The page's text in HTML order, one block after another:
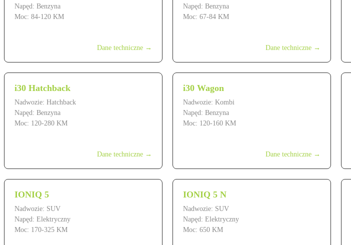
Napęd: Benzyna
Moc: 84-120 KM
Dane techniczne →
Napęd: Benzyna
Moc: 67-84 KM
Dane techniczne →
i30 Hatchback
Nadwozie: Hatchback
Napęd: Benzyna
Moc: 120-280 KM
Dane techniczne →
i30 Wagon
Nadwozie: Kombi
Napęd: Benzyna
Moc: 120-160 KM
Dane techniczne →
IONIQ 5
Nadwozie: SUV
Napęd: Elektryczny
Moc: 170-325 KM
IONIQ 5 N
Nadwozie: SUV
Napęd: Elektryczny
Moc: 650 KM